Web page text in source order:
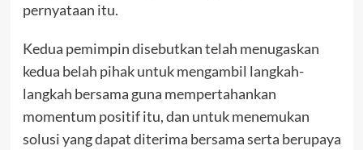
pernyataan itu.
Kedua pemimpin disebutkan telah menugaskan
kedua belah pihak untuk mengambil langkah-
langkah bersama guna mempertahankan
momentum positif itu, dan untuk menemukan
solusi yang dapat diterima bersama serta berupaya